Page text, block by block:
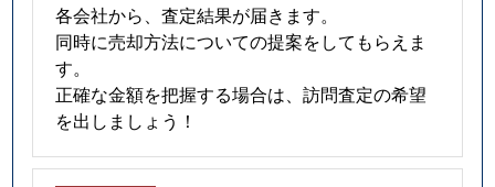
各会社から、査定結果が届きます。
同時に売却方法についての提案をしてもらえま
す。
正確な金額を把握する場合は、訪問査定の希望
を出しましょう！